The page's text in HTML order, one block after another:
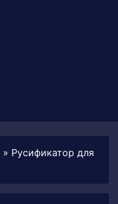
» Русификатор для